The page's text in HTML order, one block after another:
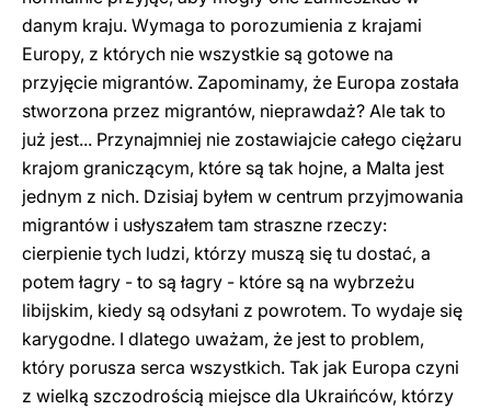
danym kraju. Wymaga to porozumienia z krajami
Europy, z których nie wszystkie są gotowe na
przyjęcie migrantów. Zapominamy, że Europa została
stworzona przez migrantów, nieprawdaż? Ale tak to
już jest... Przynajmniej nie zostawiajcie całego ciężaru
krajom graniczącym, które są tak hojne, a Malta jest
jednym z nich. Dzisiaj byłem w centrum przyjmowania
migrantów i usłyszałem tam straszne rzeczy:
cierpienie tych ludzi, którzy muszą się tu dostać, a
potem łagry - to są łagry - które są na wybrzeżu
libijskim, kiedy są odsyłani z powrotem. To wydaje się
karygodne. I dlatego uważam, że jest to problem,
który porusza serca wszystkich. Tak jak Europa czyni
z wielką szczodrością miejsce dla Ukraińców, którzy